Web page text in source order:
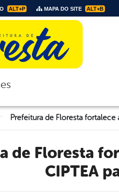
ALT+P MAPA DO SITE ALT+B
CIPTEA